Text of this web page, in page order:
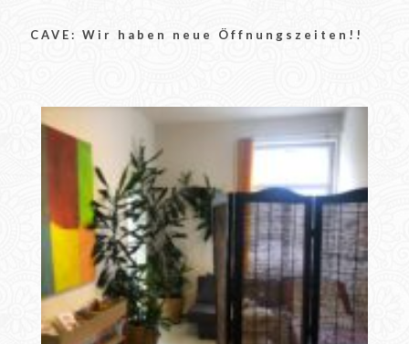
CAVE: Wir haben neue Öffnungszeiten!!